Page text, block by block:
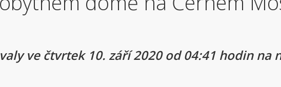
ve čtvrtek 10. září 2020 od 04:41 hodin na